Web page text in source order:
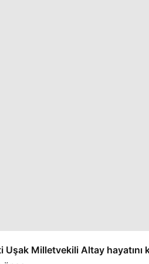
Uşak Milletvekili Altay hayatını